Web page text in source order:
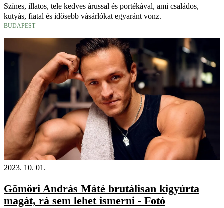
Színes, illatos, tele kedves árussal és portékával, ami családos,
kutyás, fiatal és idősebb vásárlókat egyaránt vonz.
BUDAPEST
2023. 10. 01.
Gömöri András Máté brutálisan kigyúrta
magát, rá sem lehet ismerni - Fotó